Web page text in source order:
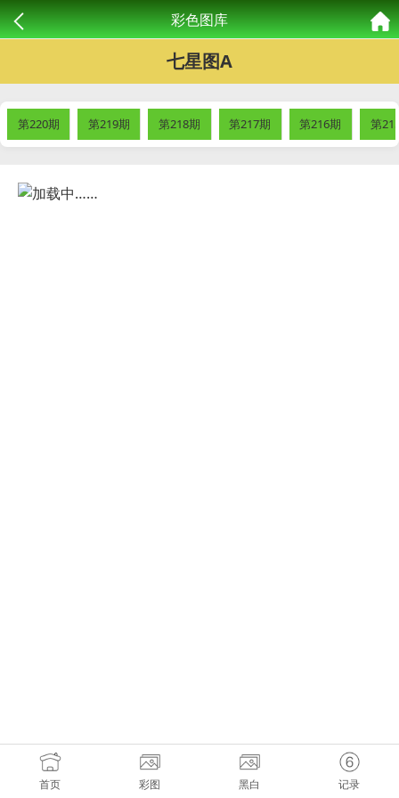
彩色图库
七星图A
第220期 第219期 第218期 第217期 第216期 第
首页 彩图 黑白 记录